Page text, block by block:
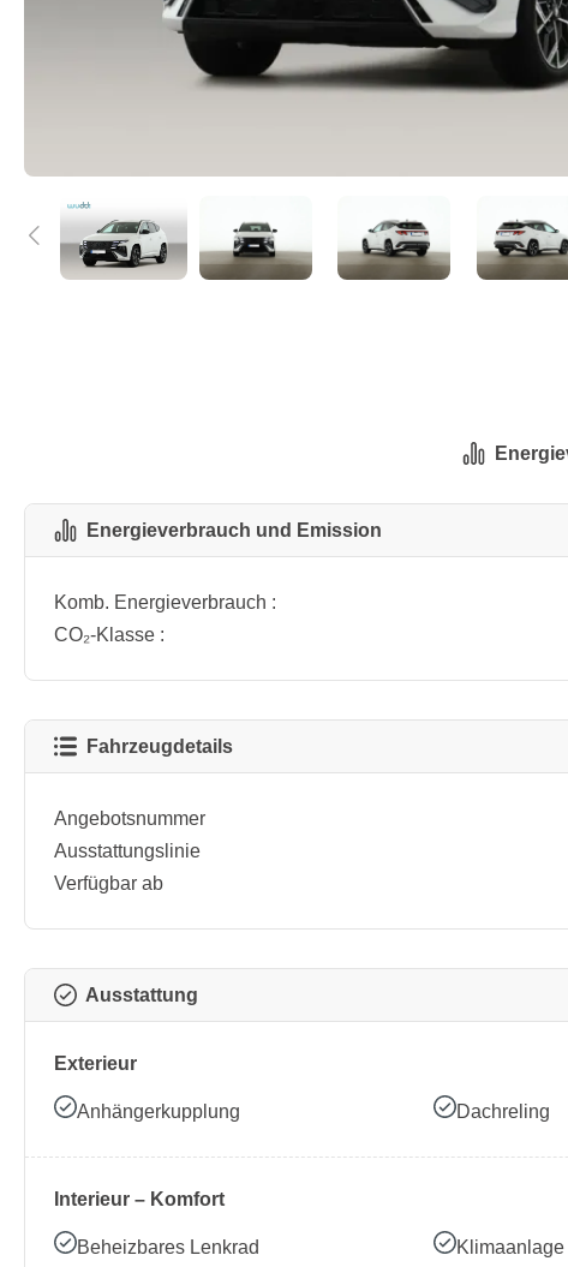
Energieverbrauch und Emission
Komb. Energieverbrauch :
CO₂-Klasse :
Fahrzeugdetails
Angebotsnummer
Ausstattungslinie
Verfügbar ab
Ausstattung
Exterieur
Anhängerkupplung Dachreling
Interieur – Komfort
Beheizbares Lenkrad Klimaanlage